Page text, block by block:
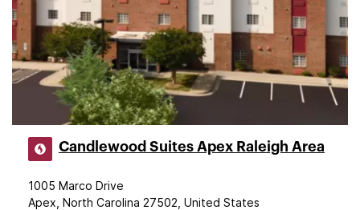
Candlewood Suites Apex Raleigh Area
1005 Marco Drive
Apex, North Carolina 27502, United States